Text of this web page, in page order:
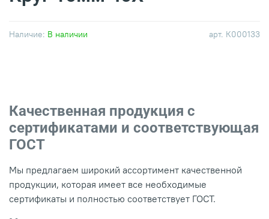
арт. К000133
Наличие: В наличии
Качественная продукция с
сертификатами и соответствующая
ГОСТ
Мы предлагаем широкий ассортимент качественной
продукции, которая имеет все необходимые
сертификаты и полностью соответствует ГОСТ.